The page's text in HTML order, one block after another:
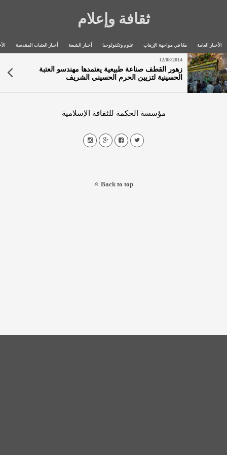
ثقافة وإعلام
الأخبار العامة معًا في مواجهة الإرهاب علوم وتكنولوجيا أخبار الشيعة أخبار العتبات المقدسة
12/08/2014
زهور القطف صناعة طبيعية يعتمدها مهندسو العتبة
الحسينية لتزيين الحرم الحسيني الشريف
مؤسسة الحكمة للثقافة الإسلامية
Back to top